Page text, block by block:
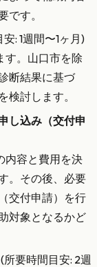
です。
: 1週間〜1ヶ月)
す。山口市を除
断結果に基づ
検討します。
し込み（交付申
内容と費用を決
。その後、必要
交付申請）を行
対象となるかど
(所要時間目安: 2週